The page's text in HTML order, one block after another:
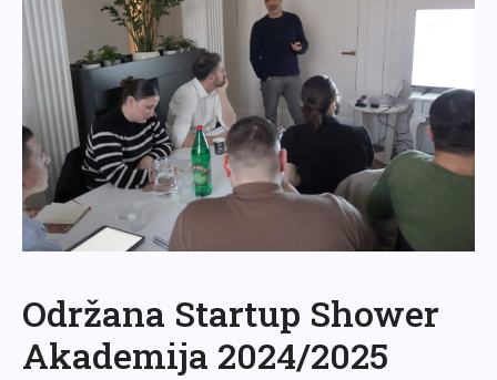
Održana Startup Shower
Akademija 2024/2025